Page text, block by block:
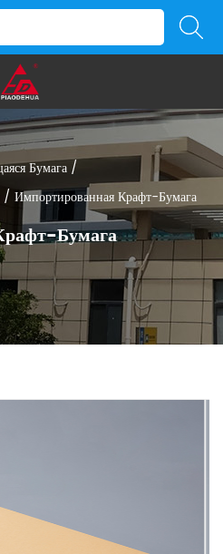
Бумага /
/ Импортированная Крафт-Бумага
Бумага